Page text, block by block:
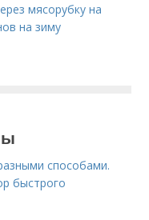
мясорубку на
на зиму
способами.
быстрого